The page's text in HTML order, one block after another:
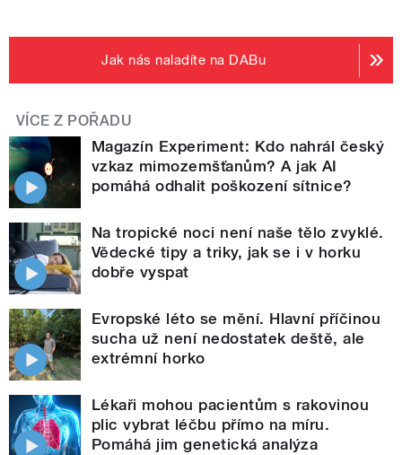
Jak nás naladíte na DABu
VÍCE Z POŘADU
Magazín Experiment: Kdo nahrál český
vzkaz mimozemšťanům? A jak AI
pomáhá odhalit poškození sítnice?
Na tropické noci není naše tělo zvyklé.
Vědecké tipy a triky, jak se i v horku
dobře vyspat
Evropské léto se mění. Hlavní příčinou
sucha už není nedostatek deště, ale
extrémní horko
Lékaři mohou pacientům s rakovinou
plic vybrat léčbu přímo na míru.
Pomáhá jim genetická analýza